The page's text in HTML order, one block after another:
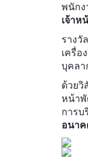
พนักง
เจ้าห
รางวั
เครื่อ
บุคลา
ด้วยวิ
หน้าพั
การบ
อนาค